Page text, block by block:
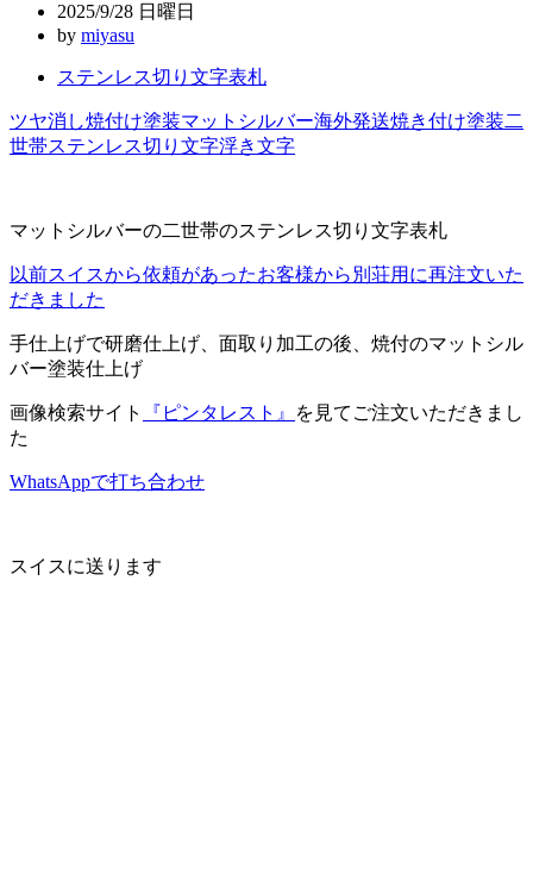
ョ
ン
2025/9/28 日曜日
by miyasu
ステンレス切り文字表札
ツヤ消し焼付け塗装マットシルバー海外発送焼き付け塗装二
世帯ステンレス切り文字浮き文字
マットシルバーの二世帯のステンレス切り文字表札
以前スイスから依頼があったお客様から別荘用に再注文いた
だきました
手仕上げで研磨仕上げ、面取り加工の後、焼付のマットシル
バー塗装仕上げ
画像検索サイト 『ピンタレスト』
を見てご注文いただきまし
た
WhatsAppで打ち合わせ
スイスに送ります